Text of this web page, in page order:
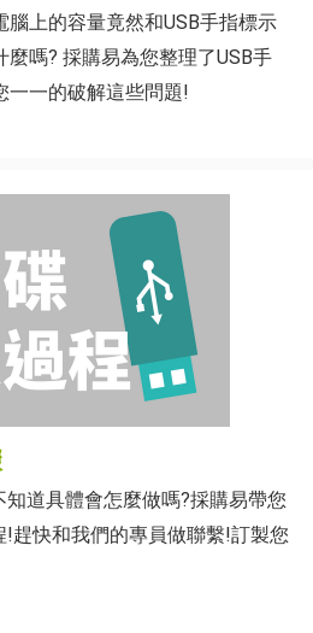
上的容量竟然和USB手指標示
嗎? 採購易為您整理了USB手
一一的破解這些問題!
道具體會怎麼做嗎?採購易帶您
!趕快和我們的專員做聯繫!訂製您